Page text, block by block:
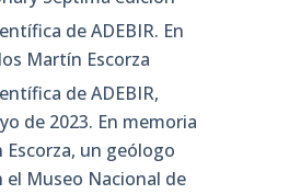
de ADEBIR. En
Martín Escorza
de ADEBIR,
de 2023. En memoria
un geólogo
Museo Nacional de